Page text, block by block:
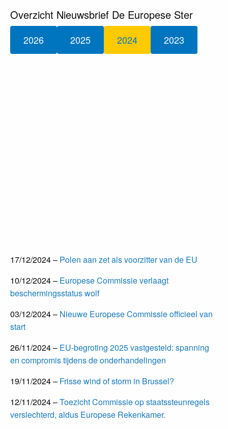
Overzicht Nieuwsbrief De Europese Ster
2026 2025 2024 2023
17/12/2024 – Polen aan zet als voorzitter van de EU
10/12/2024 – Europese Commissie verlaagt
beschermingsstatus wolf
03/12/2024 – Nieuwe Europese Commissie officieel van
start
26/11/2024 – EU-begroting 2025 vastgesteld: spanning
en compromis tijdens de onderhandelingen
19/11/2024 – Frisse wind of storm in Brussel?
12/11/2024 –Toezicht Commissie op staatssteunregels
verslechterd, aldus Europese Rekenkamer.